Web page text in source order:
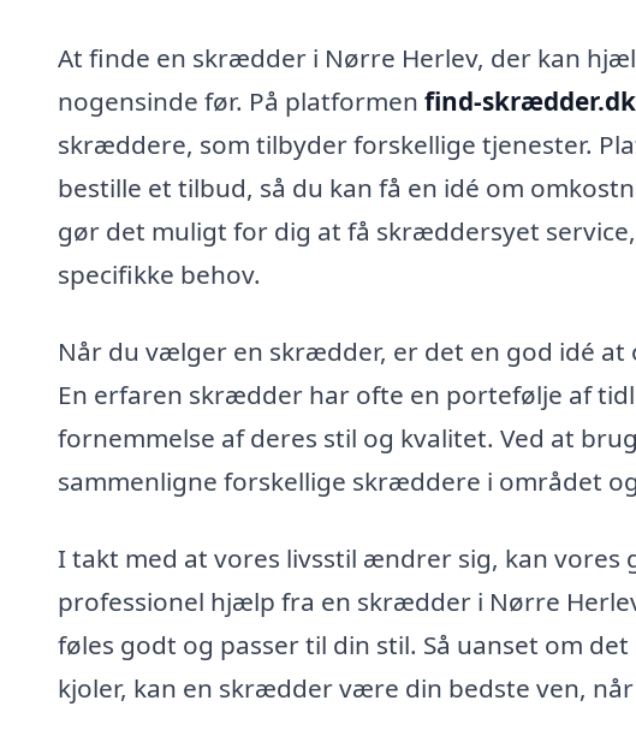
At finde en skrædder i Nørre Herlev, der kan
nogensinde før. På platformen find-skrædder.dk
skræddere, som tilbyder forskellige tjenester.
bestille et tilbud, så du kan få en idé om
gør det muligt for dig at få skræddersyet
specifikke behov.
Når du vælger en skrædder, er det en god idé
En erfaren skrædder har ofte en portefølje af
fornemmelse af deres stil og kvalitet. Ved at
sammenligne forskellige skræddere i området
I takt med at vores livsstil ændrer sig, kan
professionel hjælp fra en skrædder i Nørre
føles godt og passer til din stil. Så uanset om
kjoler, kan en skrædder være din bedste ven,